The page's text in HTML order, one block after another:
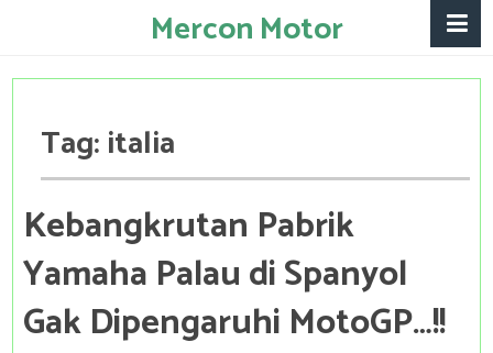
Mercon Motor
Tag:italia
Kebangkrutan Pabrik
Yamaha Palau di Spanyol
Gak Dipengaruhi MotoGP…!!